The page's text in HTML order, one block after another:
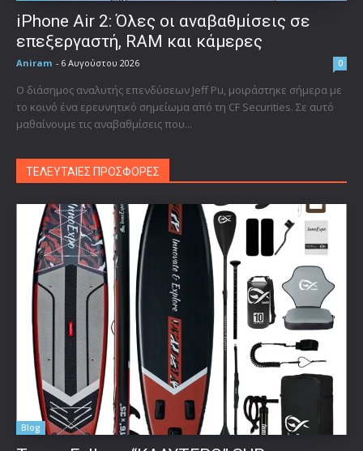
iPhone Air 2: Όλες οι αναβαθμίσεις σε
επεξεργαστή, RAM και κάμερες
Aniram - 6 Αυγούστου 2026 0
Ο διάσημος αναλυτής επενδύσεων Jeff Pu, μοιράστηκε σήμερα με
το κοινό ένα ερευνητικό σημείωμα από τη CF Securities. Σε αυτό
μαθαίνουμε τις αναβαθμίσεις που...
ΤΕΛΕΥΤΑΙΕΣ ΠΡΟΣΦΟΡΕΣ
Blog